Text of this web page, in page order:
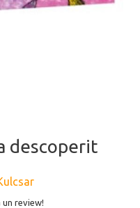
descoperit
un review!